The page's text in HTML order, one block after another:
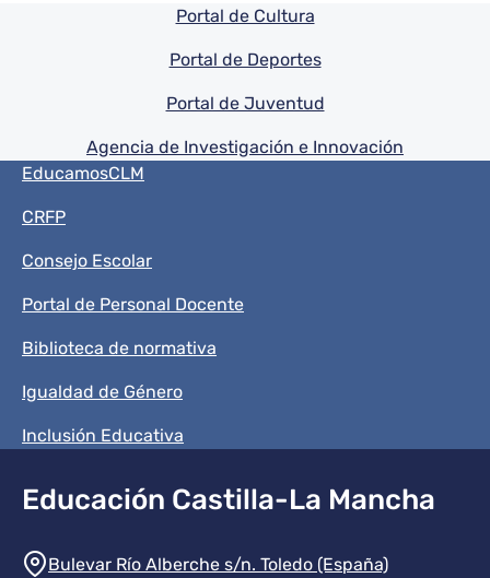
Pie de pagina información
Portal de Cultura
Portal de Deportes
Portal de Juventud
Agencia de Investigación e Innovación
Menú del pie
EducamosCLM
CRFP
Consejo Escolar
Portal de Personal Docente
Biblioteca de normativa
Igualdad de Género
Inclusión Educativa
Educación Castilla-La Mancha
Información de la institución
Bulevar Río Alberche s/n. Toledo (España)